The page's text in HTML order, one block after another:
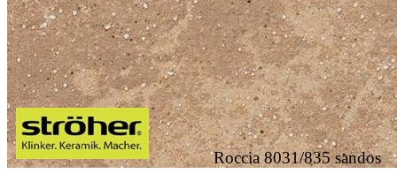
Roccia 8031/835 sandos